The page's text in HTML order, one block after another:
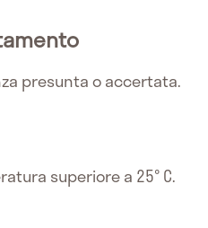
presunta o accertata.
superiore a 25° C.